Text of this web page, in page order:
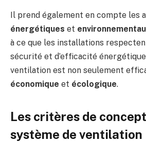
Il prend également en compte les
énergétiques et
à ce que les installations
sécurité et d’efficacité
ventilation est non seulement
économique et écologique.
Les critères de
système de ventilation